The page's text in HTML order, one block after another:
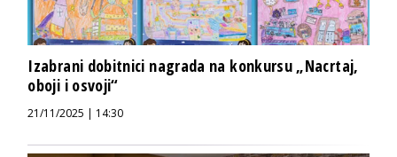
Izabrani dobitnici nagrada na konkursu „Nacrtaj,
oboji i osvoji“
21/11/2025 | 14:30